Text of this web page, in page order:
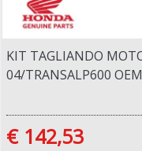
KIT TAGLIANDO
04/TRANSALP600 OEM
€ 142,53